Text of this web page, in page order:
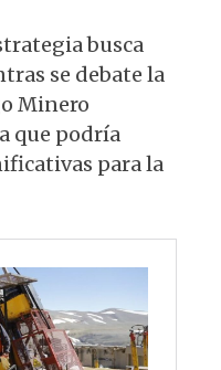
busca
se debate la
Minero
que podría
para la